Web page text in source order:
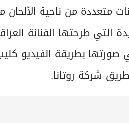
متعددة من ناحية
التي طرحتها الفنانة
صورتها بطريقة الفيديو